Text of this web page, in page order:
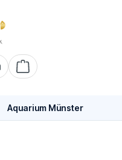
Warenkorb enthält 0
Aquarium Münster